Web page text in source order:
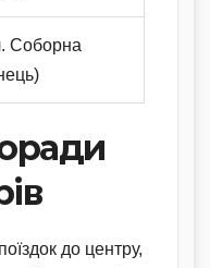
Соборна
до центру,